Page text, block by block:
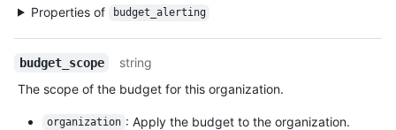
Properties of budget_alerting
budget_scope
string
The scope of the budget for this organization.
organization : Apply the budget to the organization.